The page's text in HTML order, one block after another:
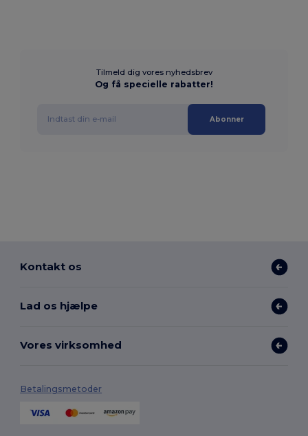
Tilmeld dig vores nyhedsbrev
Og få specielle rabatter!
Abonner
Kontakt os
Lad os hjælpe
Vores virksomhed
Betalingsmetoder